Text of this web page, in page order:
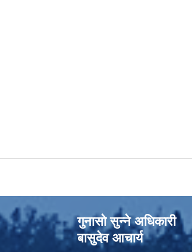
गुनासो सुन्‍ने अधिकारी
बासुदेव आचार्य